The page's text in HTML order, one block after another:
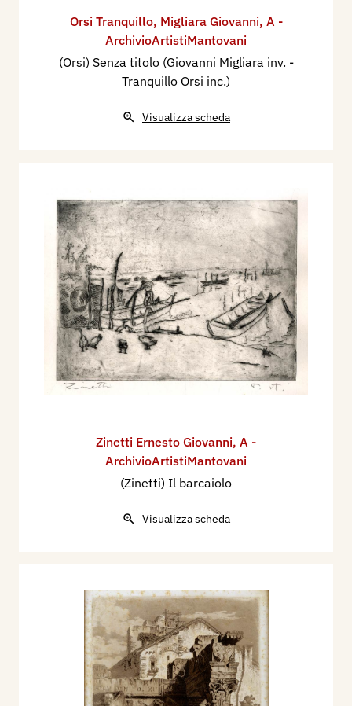
Orsi Tranquillo, Migliara Giovanni, A -
ArchivioArtistiMantovani
(Orsi) Senza titolo (Giovanni Migliara inv. -
Tranquillo Orsi inc.)
Visualizza scheda
Zinetti Ernesto Giovanni, A -
ArchivioArtistiMantovani
(Zinetti) Il barcaiolo
Visualizza scheda